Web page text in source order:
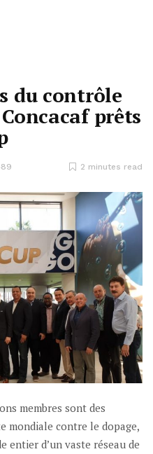
du contrôle
prêts
2 minutes read
membres sont des
mondiale contre le dopage,
entier d’un vaste réseau de